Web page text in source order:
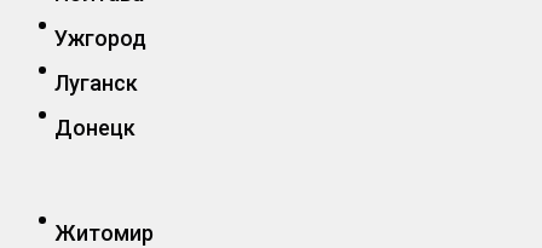
Ужгород
Луганск
Донецк
Житомир